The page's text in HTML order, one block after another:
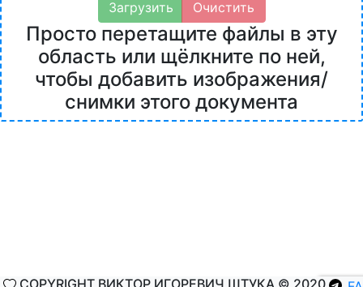
Загрузить Очистить
Просто перетащите файлы в эту
область или щёлкните по ней,
чтобы добавить изображения/
снимки этого документа
COPYRIGHT ВИКТОР ИГОРЕВИЧ ШТУКА © 2020